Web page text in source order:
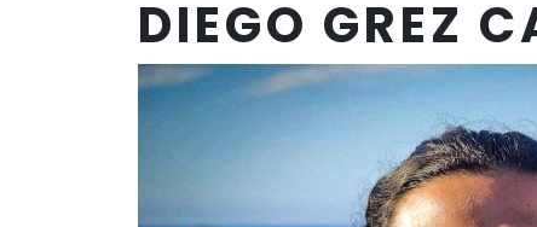
DIEGO GREZ